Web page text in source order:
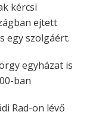
kércsi
ejtett
egy szolgáért.
egyházat is
ban
Rad-on lévő